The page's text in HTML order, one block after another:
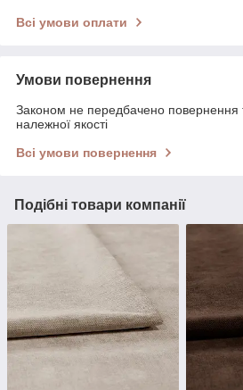
Всі умови оплати
Умови повернення
Законом не передбачено повернення
належної якості
Всі умови повернення
Подібні товари компанії